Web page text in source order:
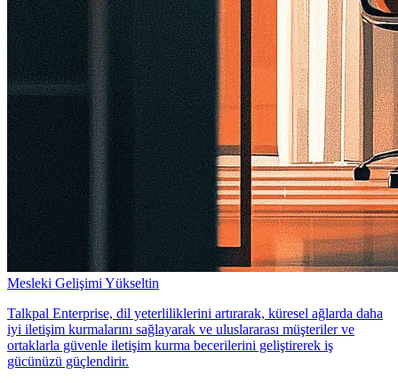
Mesleki Gelişimi Yükseltin
Talkpal Enterprise, dil yeterliliklerini artırarak, küresel ağlarda daha
iyi iletişim kurmalarını sağlayarak ve uluslararası müşteriler ve
ortaklarla güvenle iletişim kurma becerilerini geliştirerek iş
gücünüzü güçlendirir.